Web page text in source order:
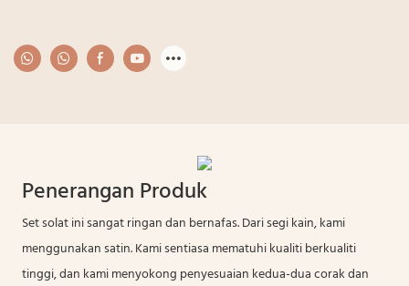
Penerangan Produk
Set solat ini sangat ringan dan bernafas. Dari segi kain, kami
menggunakan satin. Kami sentiasa mematuhi kualiti berkualiti
tinggi, dan kami menyokong penyesuaian kedua-dua corak dan